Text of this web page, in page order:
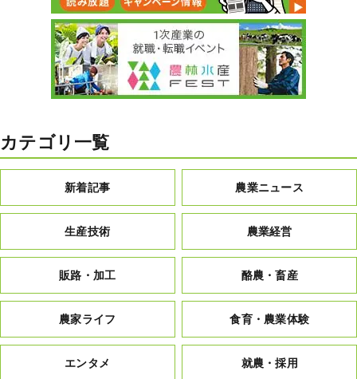
カテゴリ一覧
新着記事 農業ニュース
生産技術 農業経営
販路・加工 酪農・畜産
農家ライフ 食育・農業体験
エンタメ 就農・採用